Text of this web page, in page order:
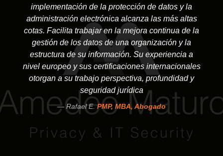
implementación de la protección de datos y la
administración electrónica alcanza las más altas
cotas. Facilita trabajar en la mejora continua de la
gestión de los datos de una organización y la
estructura de su información. Su experiencia a
nivel europeo y sus certificaciones internacionales
otorgan a su trabajo perspectiva, profundidad y
seguridad jurídica
Rafael E.PMP, MBA, Abogado